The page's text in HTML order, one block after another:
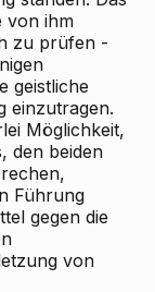
von ihm
zu prüfen -
geistliche
einzutragen.
Möglichkeit,
den beiden
Führung
gegen die
von